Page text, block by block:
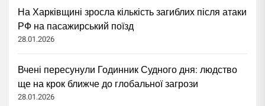
На Харківщині зросла кількість загиблих після атаки
РФ на пасажирський поїзд
28.01.2026
Вчені пересунули Годинник Судного дня: людство
ще на крок ближче до глобальної загрози
28.01.2026